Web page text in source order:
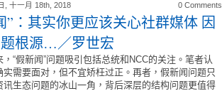
, 十一月 18th, 2018 0 Comments
”：其实你更应该关心社群媒体 因
根源…／罗世宏
“假新闻”问题吸引包括总统和NCC的关注。笔者认
实需要面对，但不宜矫枉过正。再者，假新闻问题只
讯生态问题的冰山一角，背后深层的结构问题更值得